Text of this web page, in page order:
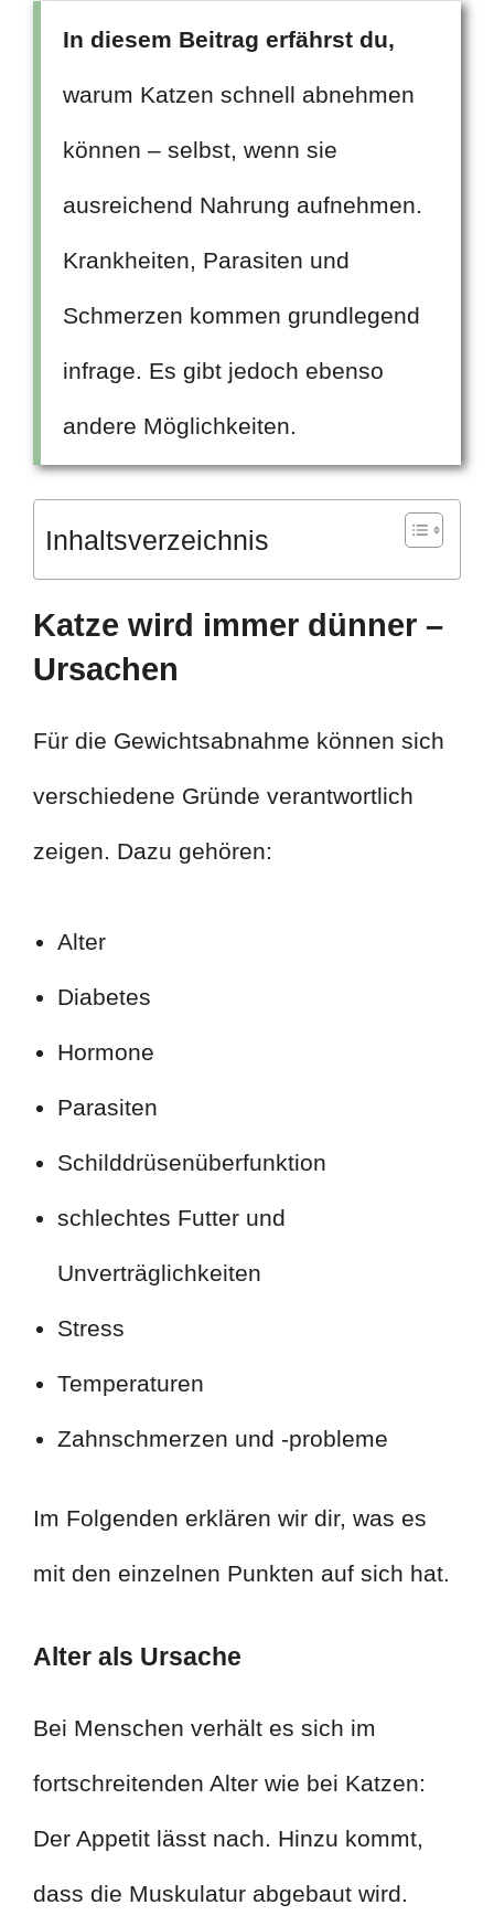
In diesem Beitrag erfährst du,
warum Katzen schnell abnehmen
können – selbst, wenn sie
ausreichend Nahrung aufnehmen.
Krankheiten, Parasiten und
Schmerzen kommen grundlegend
infrage. Es gibt jedoch ebenso
andere Möglichkeiten.
Inhaltsverzeichnis
Katze wird immer dünner –
Ursachen
Für die Gewichtsabnahme können sich
verschiedene Gründe verantwortlich
zeigen. Dazu gehören:
Alter
Diabetes
Hormone
Parasiten
Schilddrüsenüberfunktion
schlechtes Futter und
Unverträglichkeiten
Stress
Temperaturen
Zahnschmerzen und -probleme
Im Folgenden erklären wir dir, was es
mit den einzelnen Punkten auf sich hat.
Alter als Ursache
Bei Menschen verhält es sich im
fortschreitenden Alter wie bei Katzen:
Der Appetit lässt nach. Hinzu kommt,
dass die Muskulatur abgebaut wird.